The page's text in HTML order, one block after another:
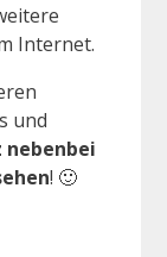
Internet.
und
nebenbei
! 🙂